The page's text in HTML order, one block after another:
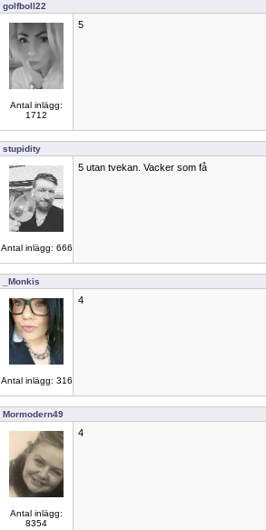
golfboll22
Antal inlägg:
1712
5
stupidity
Antal inlägg: 666
5 utan tvekan. Vacker som få
_Monkis
Antal inlägg: 316
4
Mormodern49
Antal inlägg:
8354
4